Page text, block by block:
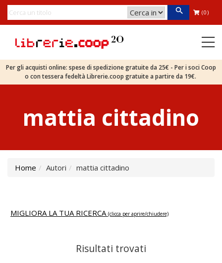
(0)
Per gli acquisti online: spese di spedizione gratuite da 25€ - Per i soci Coop
o con tessera fedeltà Librerie.coop gratuite a partire da 19€.
mattia cittadino
Home Autori mattia cittadino
MIGLIORA LA TUA RICERCA (clicca per aprire/chiudere)
Risultati trovati